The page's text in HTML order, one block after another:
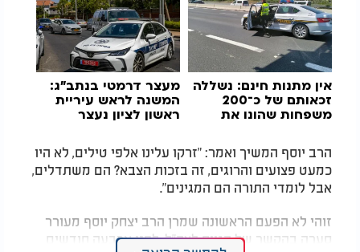
אין מתנות חינם: נשללה
זכאותם של כ־200
משפחות שהונו את
מעצר דרמטי בנתב"ג:
המשנה לראש עיריית
ראשון לציון נעצר
הרב יוסף המשיך ואמר: "זרקו עלינו אלפי טילים, לא היו
כמעט פצועים והרוגים, זה בזכות הצבא? הם משתדלים,
אבל לומדי התורה הם המגינים".
זוהי לא הפעם הראשונה שמרן הרב יצחק יוסף מעורר
סערה בהקשר של הגיוס לצה"ל. לפני ארבעה חודשים